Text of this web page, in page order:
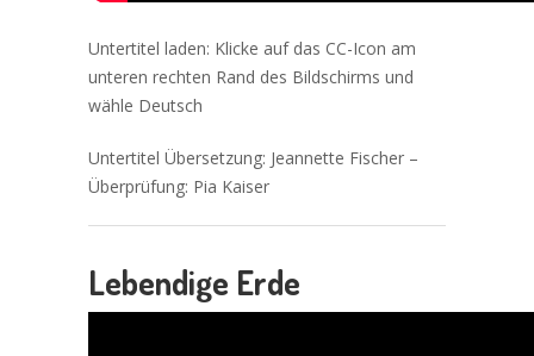
Untertitel laden: Klicke auf das CC-Icon am
unteren rechten Rand des Bildschirms und
wähle Deutsch
Untertitel Übersetzung: Jeannette Fischer –
Überprüfung: Pia Kaiser
Lebendige Erde